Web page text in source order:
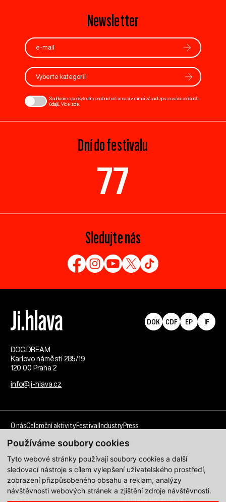
Používáme soubory cookies
Tyto webové stránky používají soubory cookies a další
sledovací nástroje s cílem vylepšení uživatelského prostředí,
zobrazení přizpůsobeného obsahu a reklam, analýzy
návštěvnosti webových stránek a zjištění zdroje návštěvnosti.
Newsletter
Vyberte kategorii
Souhlasím s poskytnutím osobních informací v rámci zásad zpracování osobních
údajů. Více zde
Dní do festivalu
77
Sledujte nás
DOC.DREAM​
Karlovo náměstí 285/19
120 00 Praha 2
info@ji-hlava.cz
DOK CDF EP IF
O násCeloroční aktivityFestival IndustryPress
Kdo jsme
Kontakt
Partnerství
Pracovní příležitosti
Programové sekce
Přihlášení filmu